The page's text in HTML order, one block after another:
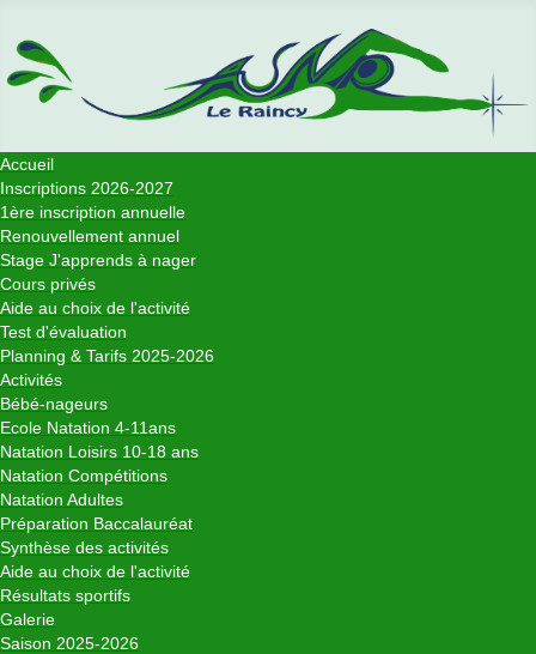
Accueil
Inscriptions 2026-2027
1ère inscription annuelle
Renouvellement annuel
Stage J'apprends à nager
Cours privés
Aide au choix de l'activité
Test d'évaluation
Planning & Tarifs 2025-2026
Activités
Bébé-nageurs
Ecole Natation 4-11ans
Natation Loisirs 10-18 ans
Natation Compétitions
Natation Adultes
Préparation Baccalauréat
Synthèse des activités
Aide au choix de l'activité
Résultats sportifs
Galerie
Saison 2025-2026